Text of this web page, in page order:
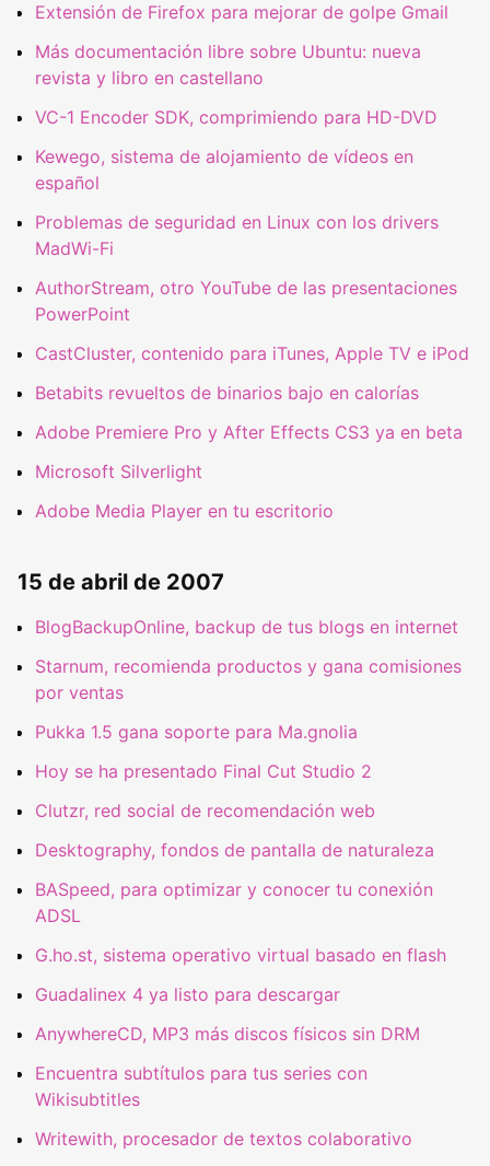
Extensión de Firefox para mejorar de golpe Gmail
Más documentación libre sobre Ubuntu: nueva
revista y libro en castellano
VC-1 Encoder SDK, comprimiendo para HD-DVD
Kewego, sistema de alojamiento de vídeos en
español
Problemas de seguridad en Linux con los drivers
MadWi-Fi
AuthorStream, otro YouTube de las presentaciones
PowerPoint
CastCluster, contenido para iTunes, Apple TV e iPod
Betabits revueltos de binarios bajo en calorías
Adobe Premiere Pro y After Effects CS3 ya en beta
Microsoft Silverlight
Adobe Media Player en tu escritorio
15 de abril de 2007
BlogBackupOnline, backup de tus blogs en internet
Starnum, recomienda productos y gana comisiones
por ventas
Pukka 1.5 gana soporte para Ma.gnolia
Hoy se ha presentado Final Cut Studio 2
Clutzr, red social de recomendación web
Desktography, fondos de pantalla de naturaleza
BASpeed, para optimizar y conocer tu conexión
ADSL
G.ho.st, sistema operativo virtual basado en flash
Guadalinex 4 ya listo para descargar
AnywhereCD, MP3 más discos físicos sin DRM
Encuentra subtítulos para tus series con
Wikisubtitles
Writewith, procesador de textos colaborativo